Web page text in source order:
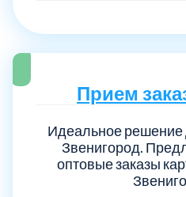
Прием
Идеальное решение
Звенигород.
оптовые заказы